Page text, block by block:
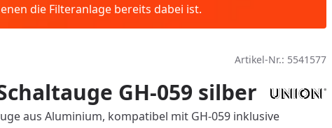
die Filteranlage bereits dabei ist.
Artikel-Nr.: 5541577
GH-059 silber
aus Aluminium, kompatibel mit GH-059 inklusive